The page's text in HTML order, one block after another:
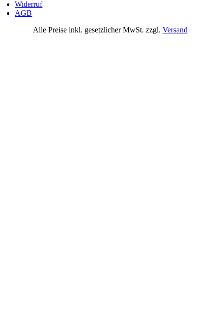
Widerruf
AGB
Alle Preise inkl. gesetzlicher MwSt. zzgl. Versand